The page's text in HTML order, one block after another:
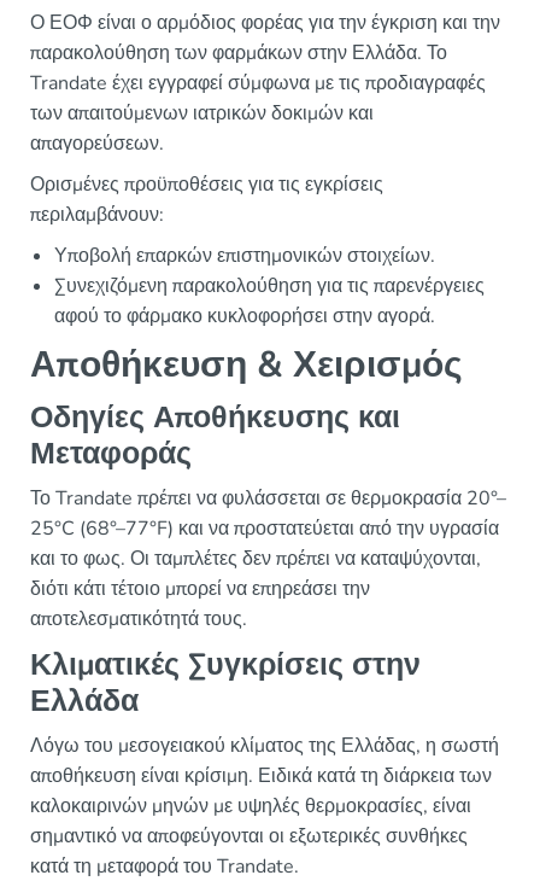
Ο ΕΟΦ είναι ο αρμόδιος φορέας για την έγκριση και την
παρακολούθηση των φαρμάκων στην Ελλάδα. Το
Trandate έχει εγγραφεί σύμφωνα με τις προδιαγραφές
των απαιτούμενων ιατρικών δοκιμών και
απαγορεύσεων.
Ορισμένες προϋποθέσεις για τις εγκρίσεις
περιλαμβάνουν:
Υποβολή επαρκών επιστημονικών στοιχείων.
Συνεχιζόμενη παρακολούθηση για τις παρενέργειες
αφού το φάρμακο κυκλοφορήσει στην αγορά.
Αποθήκευση & Χειρισμός
Οδηγίες Αποθήκευσης και
Μεταφοράς
Το Trandate πρέπει να φυλάσσεται σε θερμοκρασία 20°–
25°C (68°–77°F) και να προστατεύεται από την υγρασία
και το φως. Οι ταμπλέτες δεν πρέπει να καταψύχονται,
διότι κάτι τέτοιο μπορεί να επηρεάσει την
αποτελεσματικότητά τους.
Κλιματικές Συγκρίσεις στην
Ελλάδα
Λόγω του μεσογειακού κλίματος της Ελλάδας, η σωστή
αποθήκευση είναι κρίσιμη. Ειδικά κατά τη διάρκεια των
καλοκαιρινών μηνών με υψηλές θερμοκρασίες, είναι
σημαντικό να αποφεύγονται οι εξωτερικές συνθήκες
κατά τη μεταφορά του Trandate.